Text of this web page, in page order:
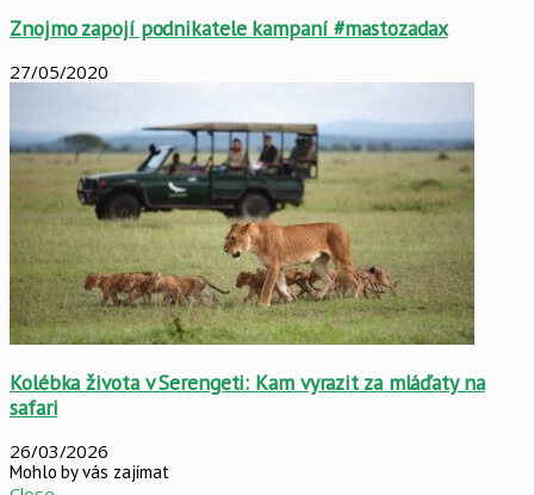
Znojmo zapojí podnikatele kampaní #mastozadax
27/05/2020
Kolébka života v Serengeti: Kam vyrazit za mláďaty na
safari
26/03/2026
Mohlo by vás zajímat